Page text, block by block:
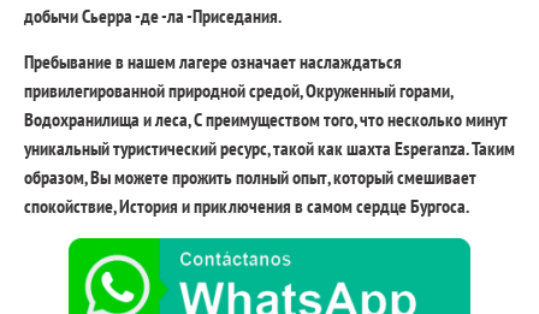
добычи Сьерра -де -ла -Приседания.
Пребывание в нашем лагере означает наслаждаться
привилегированной природной средой, Окруженный горами,
Водохранилища и леса, С преимуществом того, что несколько минут
уникальный туристический ресурс, такой как шахта Esperanza. Таким
образом, Вы можете прожить полный опыт, который смешивает
спокойствие, История и приключения в самом сердце Бургоса.